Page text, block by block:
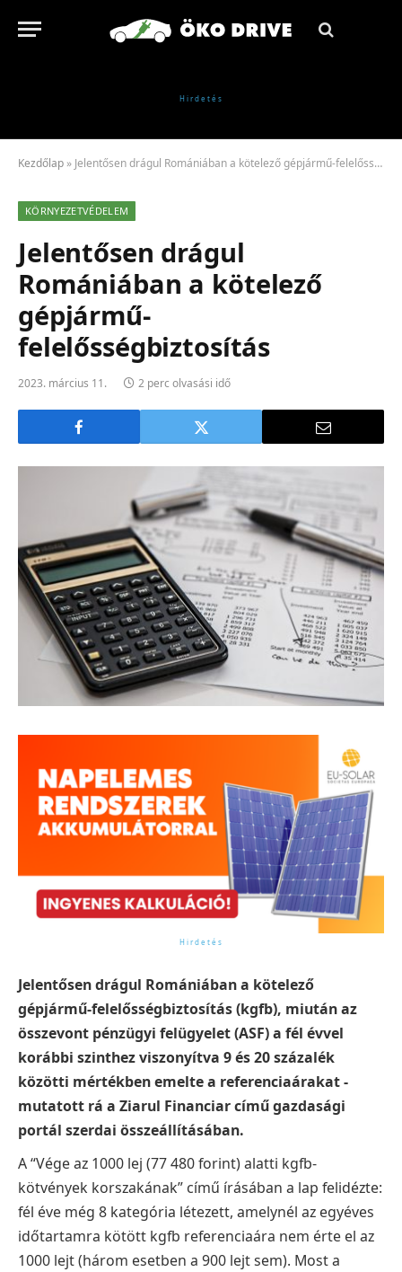
Kezdőlap » Jelentősen drágul Romániában a kötelező gépjármű-felelősségbiztosítás
KÖRNYEZETVÉDELEM
Jelentősen drágul
Romániában a kötelező
gépjármű-
felelősségbiztosítás
2023. március 11. 2 perc olvasási idő
Jelentősen drágul Romániában a kötelező
gépjármű-felelősségbiztosítás (kgfb), miután az
összevont pénzügyi felügyelet (ASF) a fél évvel
korábbi szinthez viszonyítva 9 és 20 százalék
közötti mértékben emelte a referenciaárakat -
mutatott rá a Ziarul Financiar című gazdasági
portál szerdai összeállításában.
A “Vége az 1000 lej (77 480 forint) alatti kgfb-
kötvények korszakának” című írásában a lap felidézte:
fél éve még 8 kategória létezett, amelynél az egyéves
időtartamra kötött kgfb referenciaára nem érte el az
1000 lejt (három esetben a 900 lejt sem). Most a